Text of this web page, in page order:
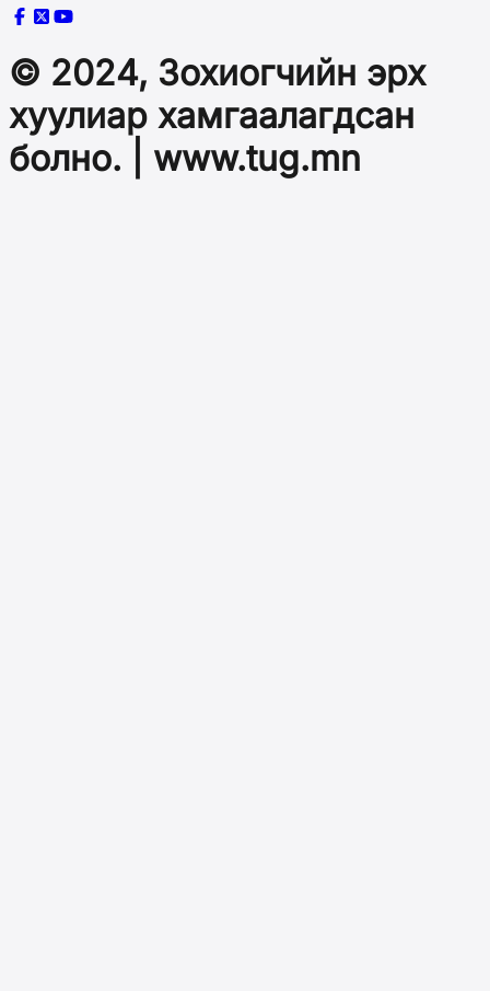
© 2024, Зохиогчийн эрх
хуулиар хамгаалагдсан
болно. | www.tug.mn